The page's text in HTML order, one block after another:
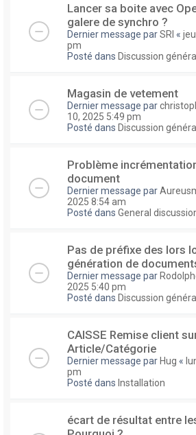
Lancer sa boite avec
galere de synchro ?
Dernier message parSRI «
pm
Posté dans Discussion
Magasin de vetement
Dernier message par
10, 2025 5:49 pm
Posté dans Discussion
Problème
document
Dernier message par
2025 8:54 am
Posté dans General
Pas de préfixe des lors
génération de
Dernier message par
2025 5:40 pm
Posté dans Discussion
CAISSE Remise client
Article/Catégorie
Dernier message par Hug «
pm
Posté dans Installation
écart de résultat entre